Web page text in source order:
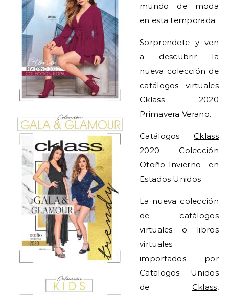
mundo de moda
en esta temporada.
Sorprendete y ven
a descubrir la
nueva colección de
catálogos virtuales
Cklass2020
Primavera Verano.
CatálogosCklass
2020 Colección
Otoño-Invierno en
Estados Unidos
La nueva colección
de catálogos
virtuales o libros
virtuales
importados por
Catalogos Unidos
de Cklass,